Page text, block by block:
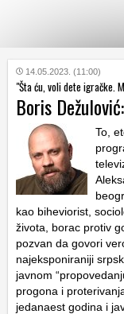
KATEGORIJE
HRVATSKI
WEB
14.05.2023. (11:00)
"Šta ću, voli dete igračke.
Boris
To,
kao biheviorist,
života, borac protiv
pozvan da govori
najeksponiraniji
javnom
progona i
jedanaest godina i